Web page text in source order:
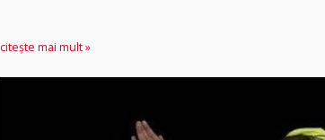
citește mai mult »